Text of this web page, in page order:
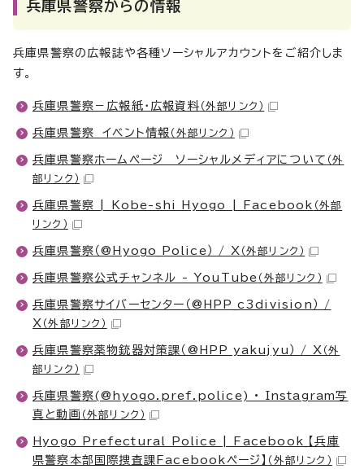
兵庫県警察からの情報
兵庫県警察の広報誌や各種ソーシャルアカウントをご紹介しま
す。
兵庫県警察－広報紙・広報資料 （外部リンク）
兵庫県警察 イベント情報 （外部リンク）
兵庫県警察ホームページ ソーシャルメディアについて （外
部リンク）
兵庫県警察 | Kobe-shi Hyogo | Facebook （外部
リンク）
兵庫県警察（@Hyogo_Police） / X （外部リンク）
兵庫県警察公式チャンネル - YouTube （外部リンク）
兵庫県警察サイバーセンター（@HPP_c3division） /
X （外部リンク）
兵庫県警察薬物銃器対策課（@HPP_yakujyu） / X （外
部リンク）
兵庫県警察(@hyogo.pref.police) • Instagram写
真と動画 （外部リンク）
Hyogo Prefectural Police | Facebook_【兵庫
県警察本部国際捜査課Facebookページ】 （外部リンク）